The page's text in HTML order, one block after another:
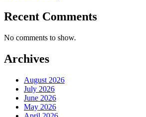
Recent Comments
No comments to show.
Archives
August 2026
July 2026
June 2026
May 2026